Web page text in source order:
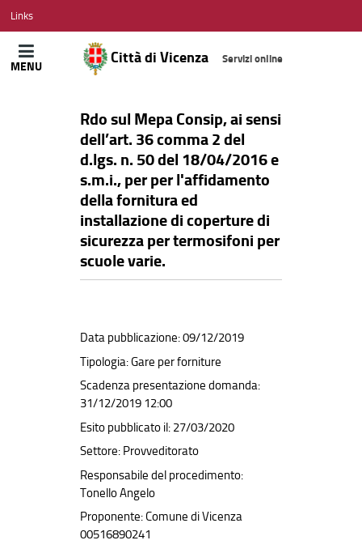
CITTÀ
DI
VICENZA
Links
Città di Vicenza Servizi online
MENU
Rdo sul Mepa Consip, ai sensi
dell’art. 36 comma 2 del
d.lgs. n. 50 del 18/04/2016 e
s.m.i., per per l'affidamento
della fornitura ed
installazione di coperture di
sicurezza per termosifoni per
scuole varie.
Data pubblicazione: 09/12/2019
Tipologia: Gare per forniture
Scadenza presentazione domanda:
31/12/2019 12:00
Esito pubblicato il: 27/03/2020
Settore: Provveditorato
Responsabile del procedimento:
Tonello Angelo
Proponente: Comune di Vicenza
00516890241